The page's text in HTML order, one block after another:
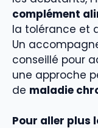
complément
la tolérance et
Un
conseillé pour
une approche
de maladie
Pour aller plus